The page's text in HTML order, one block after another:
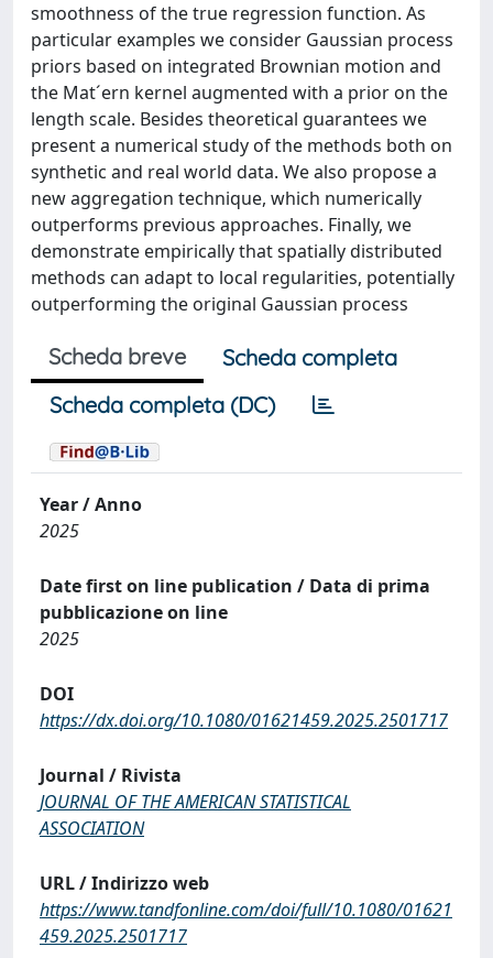
smoothness of the true regression function. As
particular examples we consider Gaussian process
priors based on integrated Brownian motion and
the Mat´ern kernel augmented with a prior on the
length scale. Besides theoretical guarantees we
present a numerical study of the methods both on
synthetic and real world data. We also propose a
new aggregation technique, which numerically
outperforms previous approaches. Finally, we
demonstrate empirically that spatially distributed
methods can adapt to local regularities, potentially
outperforming the original Gaussian process
Scheda breve
Scheda completa
Scheda completa (DC)
Year / Anno
2025
Date first on line publication / Data di prima
pubblicazione on line
2025
DOI
https://dx.doi.org/10.1080/01621459.2025.2501717
Journal / Rivista
JOURNAL OF THE AMERICAN STATISTICAL
ASSOCIATION
URL / Indirizzo web
https://www.tandfonline.com/doi/full/10.1080/01621
459.2025.2501717